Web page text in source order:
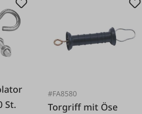
St.
#FA8580
Torgriff mit Öse